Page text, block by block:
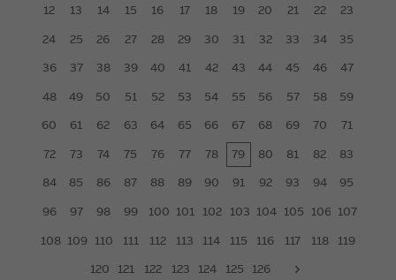
12
13 14 15 16 17 18 19 20 21 22
23
24
25 26 27 28 29 30 31 32 33 34
35
36
37 38 39 40 41 42 43 44 45 46
47
48
49 50 51 52 53 54 55 56 57 58
59
60
61 62 63 64 65 66 67 68 69 70
71
72
73 74 75 76 77 78 79 80 81 82
83
84
85 86 87 88 89 90 91 92 93 94
95
96
97 98 99 100 101 102 103 104 105 106 107
108 109 110 111 112 113 114 115 116 117 118
119
120
121 122 123 124 125
126